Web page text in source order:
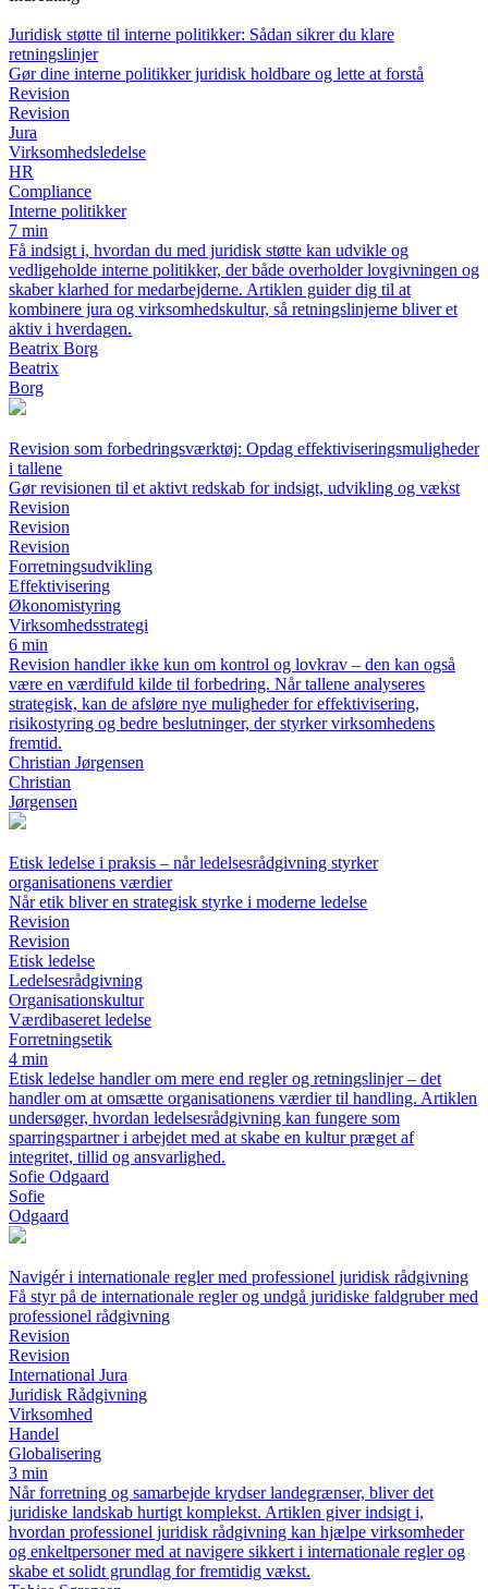
Juridisk støtte til interne politikker: Sådan sikrer du klare
retningslinjer
Gør dine interne politikker juridisk holdbare og lette at forstå
Revision
Revision
Jura
Virksomhedsledelse
HR
Compliance
Interne politikker
7 min
Få indsigt i, hvordan du med juridisk støtte kan udvikle og
vedligeholde interne politikker, der både overholder lovgivningen og
skaber klarhed for medarbejderne. Artiklen guider dig til at
kombinere jura og virksomhedskultur, så retningslinjerne bliver et
aktiv i hverdagen.
Beatrix Borg
Beatrix
Borg
Revision som forbedringsværktøj: Opdag effektiviseringsmuligheder
i tallene
Gør revisionen til et aktivt redskab for indsigt, udvikling og vækst
Revision
Revision
Revision
Forretningsudvikling
Effektivisering
Økonomistyring
Virksomhedsstrategi
6 min
Revision handler ikke kun om kontrol og lovkrav – den kan også
være en værdifuld kilde til forbedring. Når tallene analyseres
strategisk, kan de afsløre nye muligheder for effektivisering,
risikostyring og bedre beslutninger, der styrker virksomhedens
fremtid.
Christian Jørgensen
Christian
Jørgensen
Etisk ledelse i praksis – når ledelsesrådgivning styrker
organisationens værdier
Når etik bliver en strategisk styrke i moderne ledelse
Revision
Revision
Etisk ledelse
Ledelsesrådgivning
Organisationskultur
Værdibaseret ledelse
Forretningsetik
4 min
Etisk ledelse handler om mere end regler og retningslinjer – det
handler om at omsætte organisationens værdier til handling. Artiklen
undersøger, hvordan ledelsesrådgivning kan fungere som
sparringspartner i arbejdet med at skabe en kultur præget af
integritet, tillid og ansvarlighed.
Sofie Odgaard
Sofie
Odgaard
Navigér i internationale regler med professionel juridisk rådgivning
Få styr på de internationale regler og undgå juridiske faldgruber med
professionel rådgivning
Revision
Revision
International Jura
Juridisk Rådgivning
Virksomhed
Handel
Globalisering
3 min
Når forretning og samarbejde krydser landegrænser, bliver det
juridiske landskab hurtigt komplekst. Artiklen giver indsigt i,
hvordan professionel juridisk rådgivning kan hjælpe virksomheder
og enkeltpersoner med at navigere sikkert i internationale regler og
skabe et solidt grundlag for fremtidig vækst.